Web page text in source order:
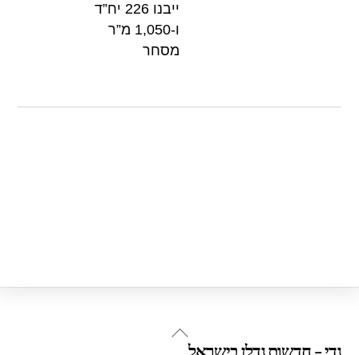
ייבנו 226 יח”ד
ו-1,050 מ”ר
מסחר
Back